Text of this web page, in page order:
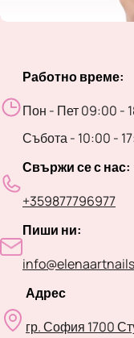
Работно време:
Пон - Пет 09:00 -
Събота - 10:00 -
Свържи се с нас:
+359877796977
Пиши ни:
Адрес
гр. София 1700